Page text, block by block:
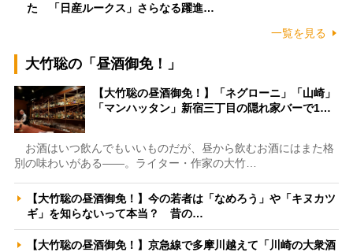
た 「日産ルークス」さらなる躍進…
一覧を見る
大竹聡の「昼酒御免！」
【大竹聡の昼酒御免！】「ネグローニ」「山崎」
「マンハッタン」新宿三丁目の隠れ家バーで1…
お酒はいつ飲んでもいいものだが、昼から飲むお酒にはまた格
別の味わいがある――。ライター・作家の大竹…
【大竹聡の昼酒御免！】今の若者は「なめろう」や「キヌカツ
ギ」を知らないって本当？ 昔の…
【大竹聡の昼酒御免！】京急線で多摩川越えて「川崎の大衆酒